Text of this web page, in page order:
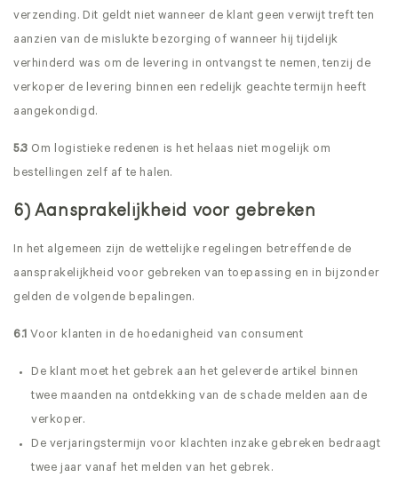
verzending. Dit geldt niet wanneer de klant geen verwijt treft ten
aanzien van de mislukte bezorging of wanneer hij tijdelijk
verhinderd was om de levering in ontvangst te nemen, tenzij de
verkoper de levering binnen een redelijk geachte termijn heeft
aangekondigd.
5.3 Om logistieke redenen is het helaas niet mogelijk om
bestellingen zelf af te halen.
6) Aansprakelijkheid voor gebreken
In het algemeen zijn de wettelijke regelingen betreffende de
aansprakelijkheid voor gebreken van toepassing en in bijzonder
gelden de volgende bepalingen.
6.1 Voor klanten in de hoedanigheid van consument
De klant moet het gebrek aan het geleverde artikel binnen
twee maanden na ontdekking van de schade melden aan de
verkoper.
De verjaringstermijn voor klachten inzake gebreken bedraagt
twee jaar vanaf het melden van het gebrek.